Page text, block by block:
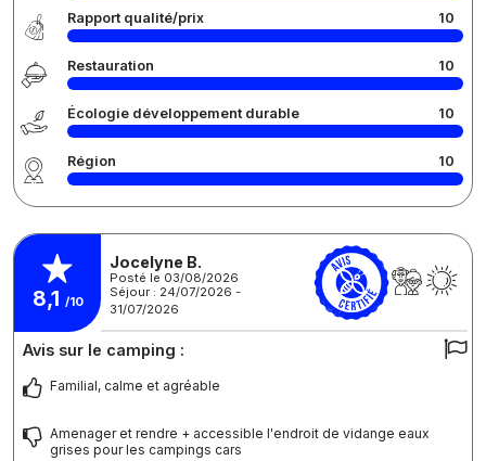
Rapport qualité/prix 10
Restauration 10
Écologie développement durable 10
Région 10
8,1 /10
Jocelyne B.
Posté le 03/08/2026
Séjour : 24/07/2026 -
31/07/2026
Avis sur le camping :
Familial, calme et agréable
Amenager et rendre + accessible l'endroit de vidange eaux
grises pour les campings cars